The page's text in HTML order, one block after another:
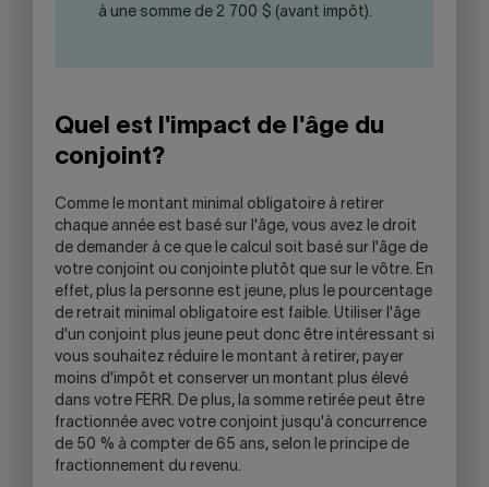
à une somme de 2 700 $ (avant impôt).
Quel est l'impact de l'âge du
conjoint?
Comme le montant minimal obligatoire à retirer
chaque année est basé sur l'âge, vous avez le droit
de demander à ce que le calcul soit basé sur l'âge de
votre conjoint ou conjointe plutôt que sur le vôtre. En
effet, plus la personne est jeune, plus le pourcentage
de retrait minimal obligatoire est faible. Utiliser l'âge
d'un conjoint plus jeune peut donc être intéressant si
vous souhaitez réduire le montant à retirer, payer
moins d'impôt et conserver un montant plus élevé
dans votre FERR. De plus, la somme retirée peut être
fractionnée avec votre conjoint jusqu'à concurrence
de 50 % à compter de 65 ans, selon le principe de
fractionnement du revenu.